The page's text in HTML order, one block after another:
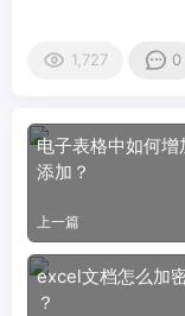
1,727 0
电子表格中如何
添加？
上一篇
excel文档怎么加
？